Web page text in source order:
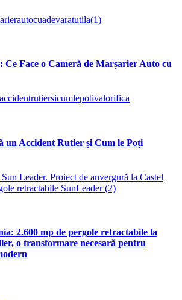
Ce Face o Cameră de Marșarier Auto cu
un Accident Rutier și Cum le Poți
2.600 mp de pergole retractabile la
o transformare necesară pentru